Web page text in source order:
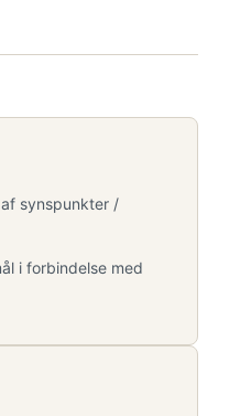
synspunkter /
i forbindelse med